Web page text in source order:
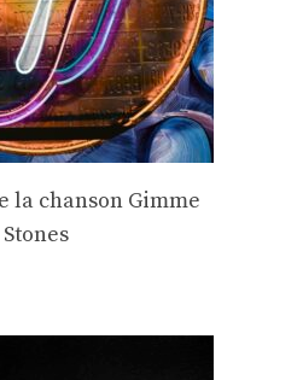
la chanson Gimme